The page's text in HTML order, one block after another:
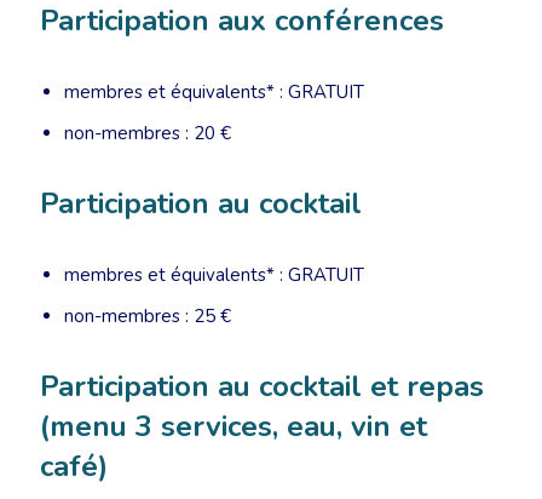
Participation aux conférences
membres et équivalents* : GRATUIT
non-membres : 20 €
Participation au cocktail
membres et équivalents* : GRATUIT
non-membres : 25 €
Participation au cocktail et repas
(menu 3 services, eau, vin et
café)